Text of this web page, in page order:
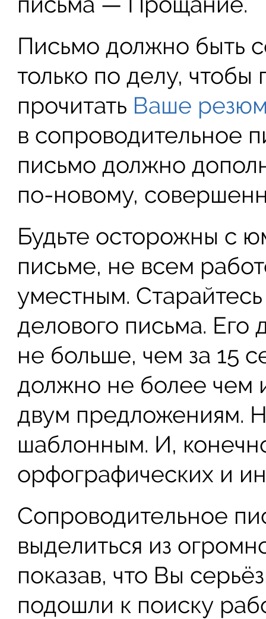
Письмо должно быть
только по делу, чтобы
прочитать Ваше
в сопроводительное
письмо должно
по-новому,
Будьте осторожны с
письме, не всем
уместным.
делового письма. Его
не больше, чем за 15
должно не более чем
двум предложениям.
шаблонным. И,
орфографических и
Сопроводительное
выделиться из
показав, что Вы
подошли к поиску